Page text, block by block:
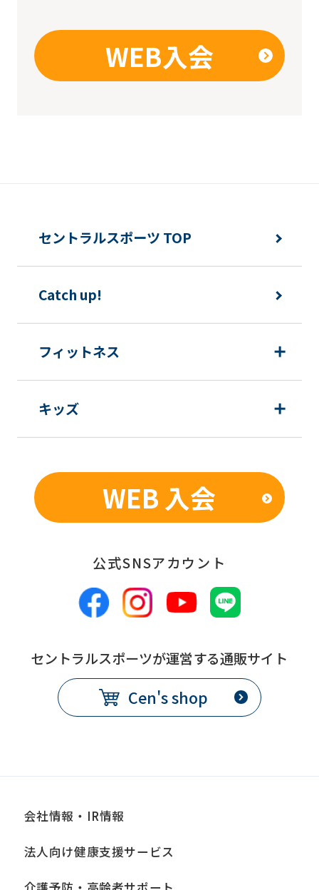
WEB入会
セントラルスポーツ TOP
Catch up!
フィットネス
キッズ
WEB 入会
公式SNSアカウント
セントラルスポーツが運営する通販サイト
Cen's shop
会社情報・IR情報
法人向け健康支援サービス